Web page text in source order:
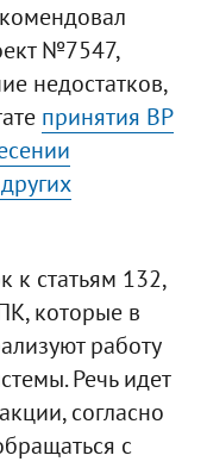
№7547,
недостатков,
принятия ВР
к статьям 132,
которые в
работу
Речь идет
согласно
с